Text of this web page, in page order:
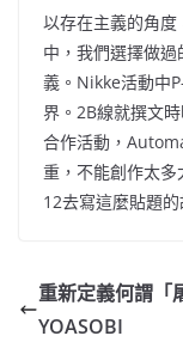
以存在主義的角
中，我們選擇做
義。Nikke活動中
界。2B線就撰文
合作活動，
重，不能創作太
12去寫這麼貼題
重新定義何謂「
YOASOBI